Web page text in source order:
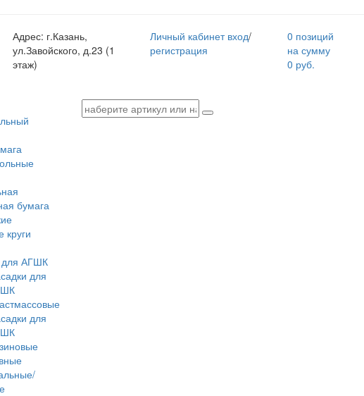
Адрес: г.Казань,
ул.Завойского, д.23 (1
этаж)
Личный кабинет вход/
регистрация
0 позиций
на сумму
0 руб.
бумага
для АГШК
для
для